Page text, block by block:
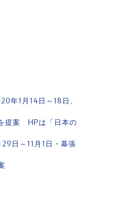
年1月14日～18日、
提案 HPは「日本の
日～11月1日・幕張